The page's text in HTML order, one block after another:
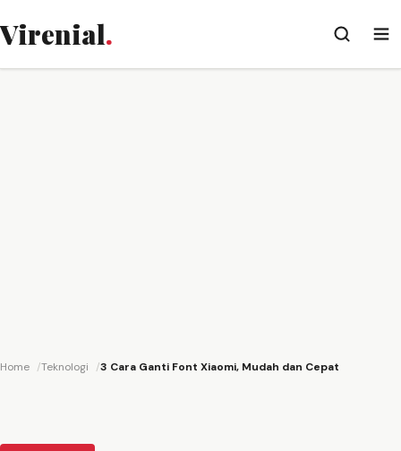
Virenial.
Home Teknologi 3 Cara Ganti Font Xiaomi, Mudah dan Cepat